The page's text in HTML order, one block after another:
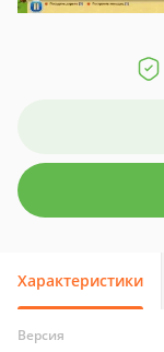
Характеристики
Версия